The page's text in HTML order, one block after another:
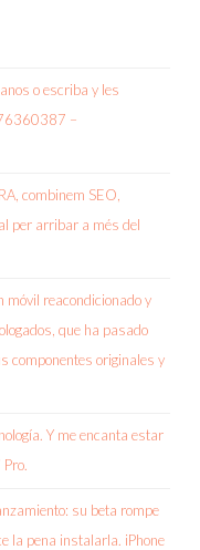
o escriba y les
–
combinem SEO,
per arribar a més del
móvil reacondicionado y
que ha pasado
componentes originales y
Y me encanta estar
su beta rompe
la pena instalarla. iPhone